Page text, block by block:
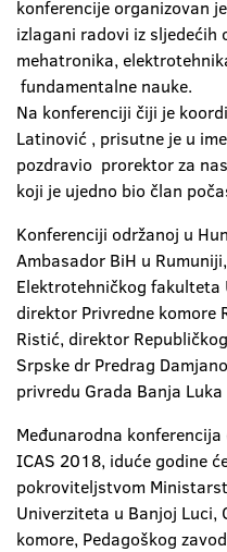
konferencije organizovan
izlagani radovi iz
mehatronika,
fundamentalne nauke.
Na konferenciji čiji je
Latinović , prisutne je u
pozdravio prorektor za
koji je ujedno bio član
Konferenciji održanoj u
Ambasador BiH u
Elektrotehničkog fakulteta
direktor Privredne komore
Ristić, direktor
Srpske dr Predrag
privredu Grada Banja
Međunarodna
ICAS 2018, iduće godine
pokroviteljstvom
Univerziteta u Banjoj Luci,
komore, Pedagoškog